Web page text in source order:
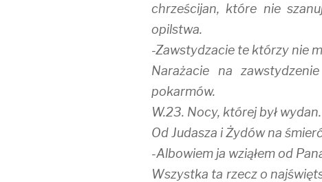
chrześcijan, które nie
opilstwa.
-Zawstydzacie te którzy nie
Narażacie na
pokarmów.
W.23. Nocy, której był wydan.
Od Judasza i Żydów na
-Albowiem ja wziąłem od
Wszystka ta rzecz o